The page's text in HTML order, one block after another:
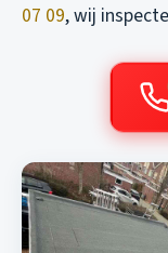
07 09, wij